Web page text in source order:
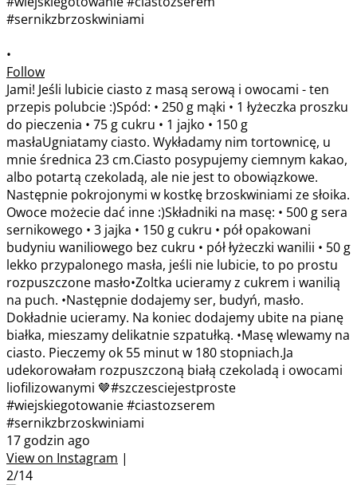
•
Follow
Jami! Jeśli lubicie ciasto z masą serową i owocami - ten
przepis polubcie :)Spód: • 250 g mąki • 1 łyżeczka proszku
do pieczenia • 75 g cukru • 1 jajko • 150 g
masłaUgniatamy ciasto. Wykładamy nim tortownicę, u
mnie średnica 23 cm.Ciasto posypujemy ciemnym kakao,
albo potartą czekoladą, ale nie jest to obowiązkowe.
Następnie pokrojonymi w kostkę brzoskwiniami ze słoika.
Owoce możecie dać inne :)Składniki na masę: • 500 g sera
sernikowego • 3 jajka • 150 g cukru • pół opakowani
budyniu waniliowego bez cukru • pół łyżeczki wanilii • 50 g
lekko przypalonego masła, jeśli nie lubicie, to po prostu
rozpuszczone masło•Zoltka ucieramy z cukrem i wanilią
na puch. •Następnie dodajemy ser, budyń, masło.
Dokładnie ucieramy. Na koniec dodajemy ubite na pianę
białka, mieszamy delikatnie szpatułką. •Masę wlewamy na
ciasto. Pieczemy ok 55 minut w 180 stopniach.Ja
udekorowałam rozpuszczoną białą czekoladą i owocami
liofilizowanymi 🤎#szczesciejestproste
#wiejskiegotowanie #ciastozserem
#sernikzbrzoskwiniami
17 godzin ago
View on Instagram |
2/14